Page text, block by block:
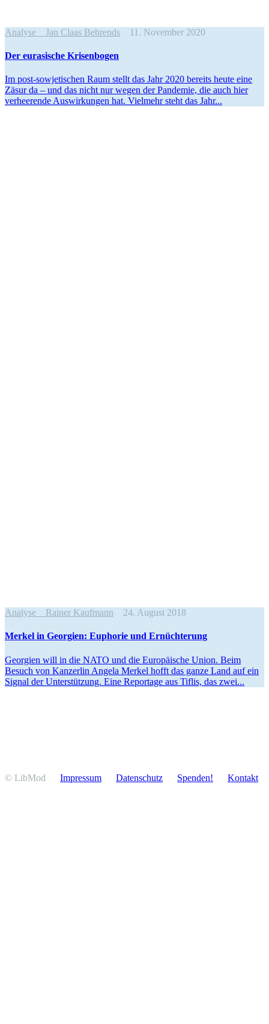
Analyse Jan Claas Behrends 11. November 2020
Der eurasische Krisenbogen
Im post-sowje­­ti­­schen Raum stellt das Jahr 2020 bereits heute eine
Zäsur da – und das nicht nur wegen der Pandemie, die auch hier
verhee­rende Auswir­kungen hat. Vielmehr steht das Jahr...
Analyse Rainer Kaufmann 24. August 2018
Merkel in Georgien: Euphorie und Ernüchterung
Georgien will in die NATO und die Europäische Union. Beim
Besuch von Kanzerlin Angela Merkel hofft das ganze Land auf ein
Signal der Unter­stützung. Eine Reportage aus Tiflis, das zwei...
© LibMod Impressum Daten­schutz Spenden! Kontakt